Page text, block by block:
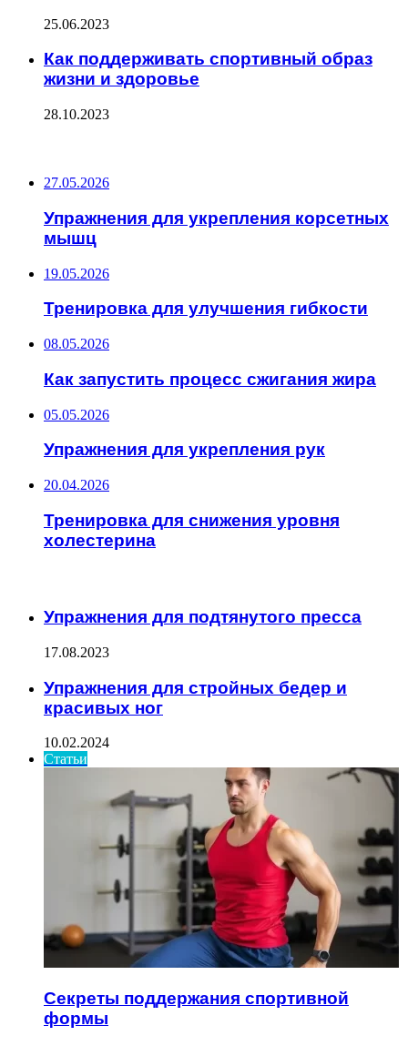
25.06.2023
Как поддерживать спортивный образ
жизни и здоровье
28.10.2023
27.05.2026
Упражнения для укрепления корсетных
мышц
19.05.2026
Тренировка для улучшения гибкости
08.05.2026
Как запустить процесс сжигания жира
05.05.2026
Упражнения для укрепления рук
20.04.2026
Тренировка для снижения уровня
холестерина
Упражнения для подтянутого пресса
17.08.2023
Упражнения для стройных бедер и
красивых ног
10.02.2024
Статьи
Секреты поддержания спортивной
формы